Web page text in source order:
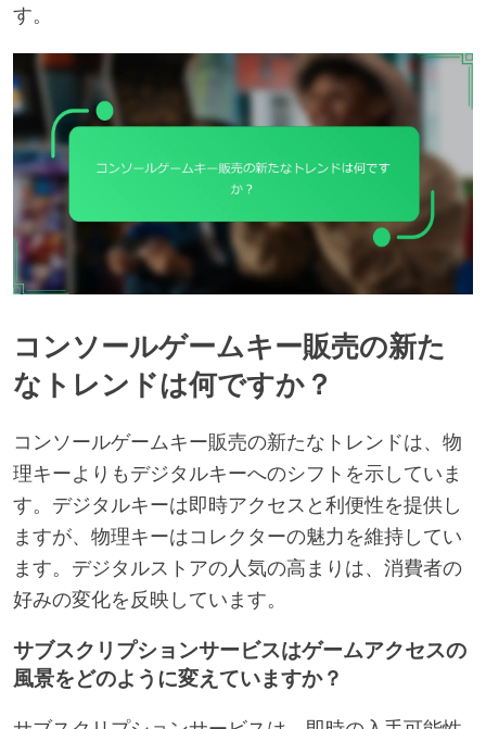
す。
コンソールゲームキー販売の新た
なトレンドは何ですか？
コンソールゲームキー販売の新たなトレンドは、物
理キーよりもデジタルキーへのシフトを示していま
す。デジタルキーは即時アクセスと利便性を提供し
ますが、物理キーはコレクターの魅力を維持してい
ます。デジタルストアの人気の高まりは、消費者の
好みの変化を反映しています。
サブスクリプションサービスはゲームアクセスの
風景をどのように変えていますか？